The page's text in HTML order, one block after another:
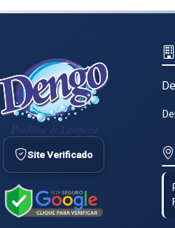
Site Verificado